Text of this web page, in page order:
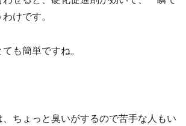
けです。
も簡単ですね。
ちょっと臭いがするので苦手な人もい